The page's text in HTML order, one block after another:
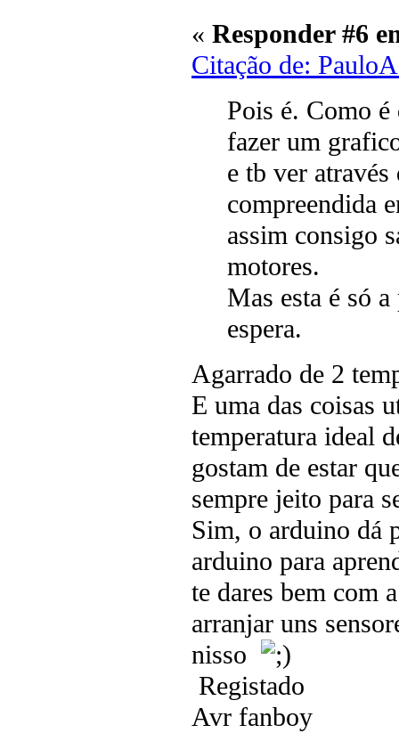
« Responder #6
Citação de:
Pois é. Como
fazer um
e tb ver através
compreendida
assim consigo
motores.
Mas esta é só
espera.
Agarrado de 2
E uma das coisas
temperatura ideal
gostam de estar
sempre jeito para
Sim, o arduino dá
arduino para
te dares bem com
arranjar uns
nisso
Registado
Avr fanboy